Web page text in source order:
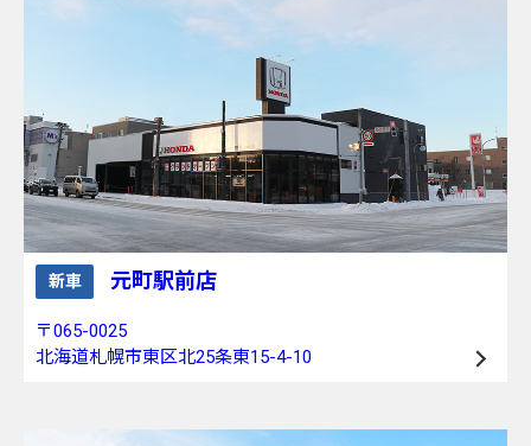
新車 元町駅前店
〒065-0025
北海道札幌市東区北25条東15-4-10